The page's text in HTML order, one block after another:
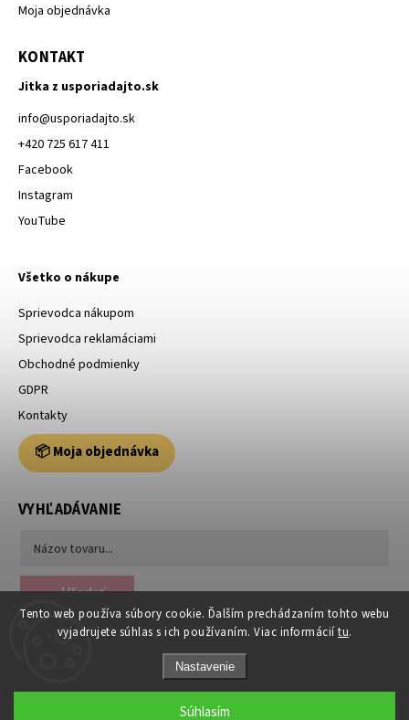
Tento web používa súbory cookie. Ďalším prechádzaním tohto webu
vyjadrujete súhlas s ich používaním. Viac informácií tu.
Nastavenie
Súhlasím
Moja objednávka
KONTAKT
Jitka z usporiadajto.sk
info@usporiadajto.sk
+420 725 617 411
Facebook
Instagram
YouTube
Všetko o nákupe
Sprievodca nákupom
Sprievodca reklamáciami
Obchodné podmienky
GDPR
Kontakty
📦 Moja objednávka
VYHĽADÁVANIE
Hľadať